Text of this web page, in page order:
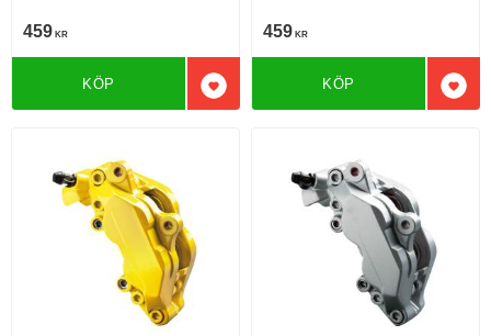
459 KR
Lägg till i favoriter
KÖP
459 KR
KÖP